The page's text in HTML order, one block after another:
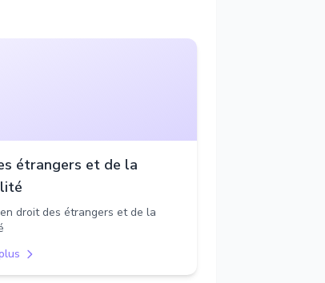
étrangers et de la
droit des étrangers et de la